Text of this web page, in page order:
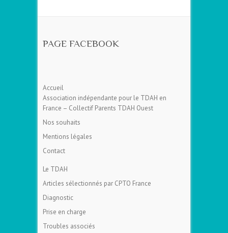
PAGE FACEBOOK
Accueil
Association indépendante pour le TDAH en
France – Collectif Parents TDAH Ouest
Nos souhaits
Mentions légales
Contact
Le TDAH
Articles sélectionnés par CPTO France
Diagnostic
Prise en charge
Troubles associés